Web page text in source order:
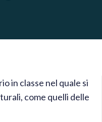
in classe nel quale si
come quelli delle